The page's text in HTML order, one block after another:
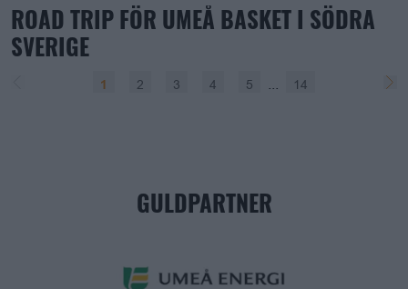
ROAD TRIP FÖR UMEÅ BASKET I SÖDRA
SVERIGE
1 2 3 4 5 14
GULDPARTNER